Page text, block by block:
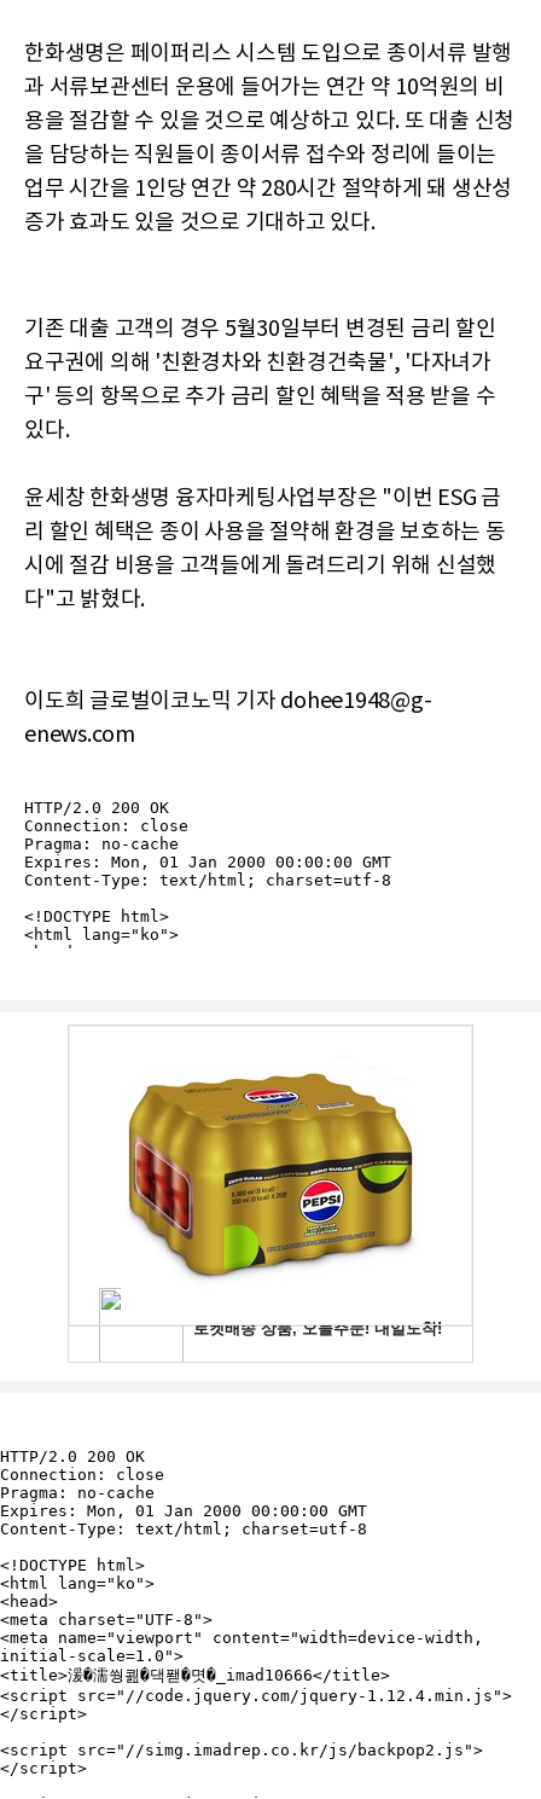
한화생명은 페이퍼리스 시스템 도입으로 종이서류 발행
과 서류보관센터 운용에 들어가는 연간 약 10억원의 비
용을 절감할 수 있을 것으로 예상하고 있다. 또 대출 신청
을 담당하는 직원들이 종이서류 접수와 정리에 들이는
업무 시간을 1인당 연간 약 280시간 절약하게 돼 생산성
증가 효과도 있을 것으로 기대하고 있다.
기존 대출 고객의 경우 5월30일부터 변경된 금리 할인
요구권에 의해 '친환경차와 친환경건축물', '다자녀가
구' 등의 항목으로 추가 금리 할인 혜택을 적용 받을 수
있다.
윤세창 한화생명 융자마케팅사업부장은 "이번 ESG 금
리 할인 혜택은 종이 사용을 절약해 환경을 보호하는 동
시에 절감 비용을 고객들에게 돌려드리기 위해 신설했
다"고 밝혔다.
이도희 글로벌이코노믹 기자 dohee1948@g-
enews.com